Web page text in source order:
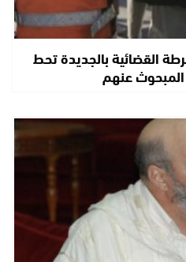
القضائية بالجديدة تحط
المبحوث عنهم